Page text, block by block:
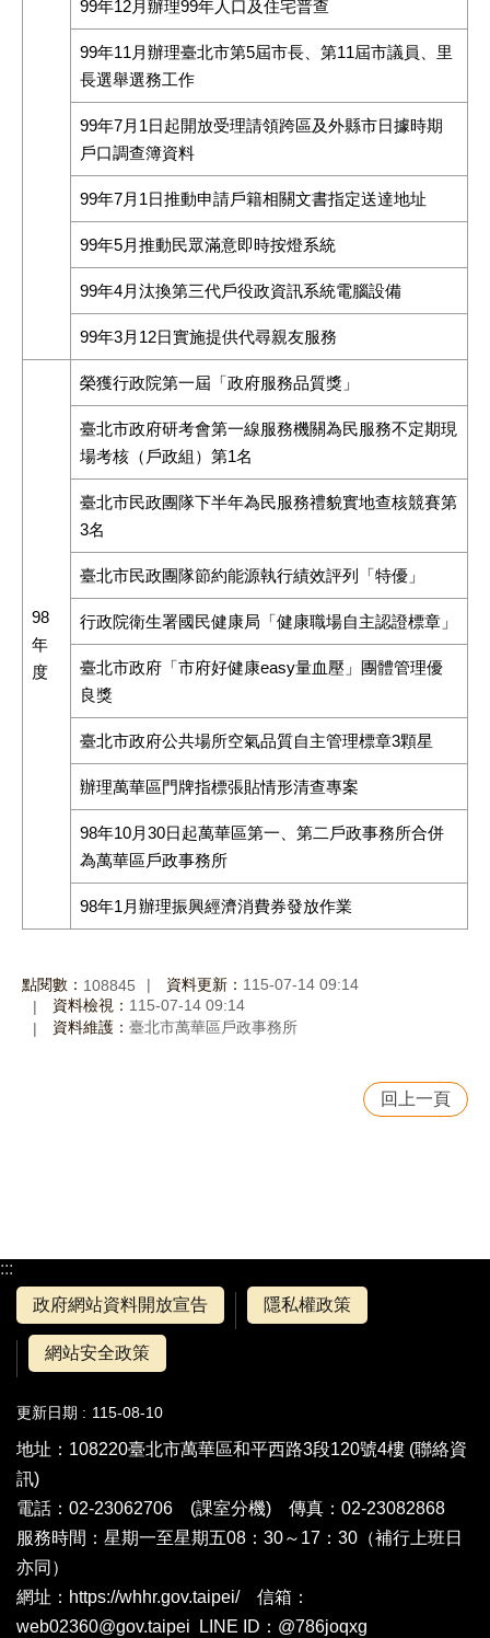
99年12月辦理99年人口及住宅普查
99年11月辦理臺北市第5屆市長、第11屆市議員、里
長選舉選務工作
99年7月1日起開放受理請領跨區及外縣市日據時期
戶口調查簿資料
99年7月1日推動申請戶籍相關文書指定送達地址
99年5月推動民眾滿意即時按燈系統
99年4月汰換第三代戶役政資訊系統電腦設備
99年3月12日實施提供代尋親友服務
98
年
度
榮獲行政院第一屆「政府服務品質獎」
臺北市政府研考會第一線服務機關為民服務不定期現
場考核（戶政組）第1名
臺北市民政團隊下半年為民服務禮貌實地查核競賽第
3名
臺北市民政團隊節約能源執行績效評列「特優」
行政院衛生署國民健康局「健康職場自主認證標章」
臺北市政府「市府好健康easy量血壓」團體管理優
良獎
臺北市政府公共場所空氣品質自主管理標章3顆星
辦理萬華區門牌指標張貼情形清查專案
98年10月30日起萬華區第一、第二戶政事務所合併
為萬華區戶政事務所
98年1月辦理振興經濟消費券發放作業
點閱數： 108845 資料更新： 115-07-14 09:14
資料檢視： 115-07-14 09:14
資料維護： 臺北市萬華區戶政事務所
回上一頁
:::
政府網站資料開放宣告
隱私權政策
網站安全政策
更新日期 115-08-10
地址：108220臺北市萬華區和平西路3段120號4樓 (聯絡資
訊)
電話：02-23062706 (課室分機) 傳真：02-23082868
服務時間：星期一至星期五08：30～17：30（補行上班日
亦同）
網址：https://whhr.gov.taipei/ 信箱：
web02360@gov.taipei LINE ID：@786joqxg